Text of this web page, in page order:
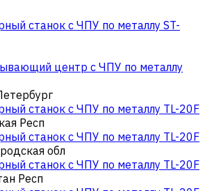
станок с ЧПУ по металлу ST-
центр с ЧПУ по металлу
станок с ЧПУ по металлу TL-20F
Респ
станок с ЧПУ по металлу TL-20F
обл
станок с ЧПУ по металлу TL-20F
Респ